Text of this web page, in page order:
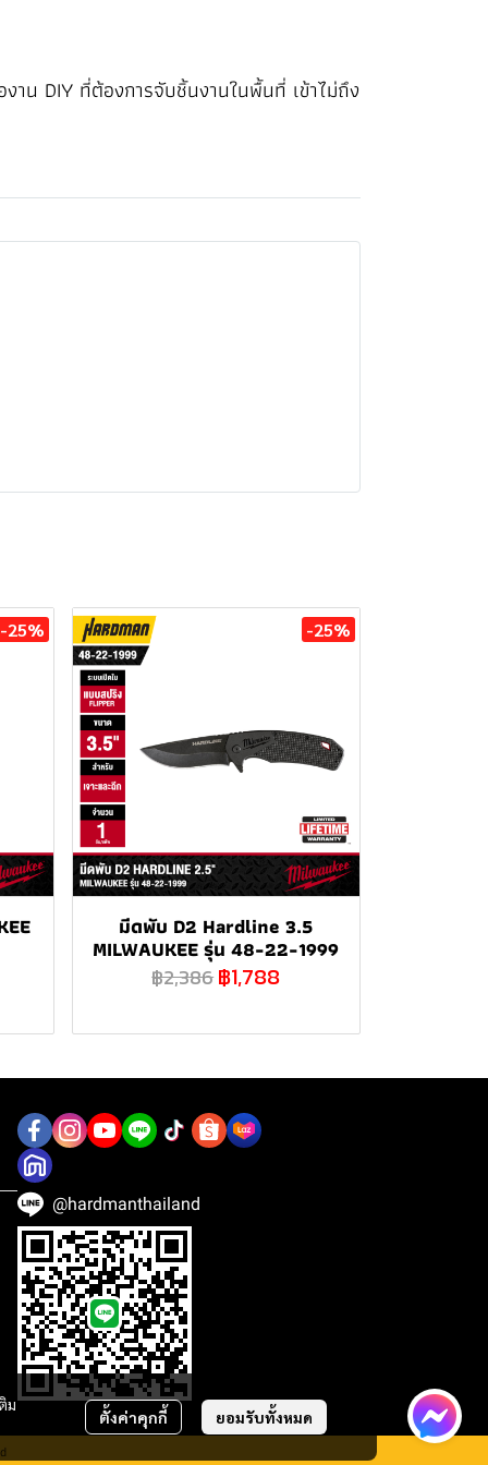
าน DIY ที่ต้องการจับชิ้นงานในพื้นที่ เข้าไม่ถึง
-25% -25%
มีดพับ D2 Hardline 3.5
MILWAUKEE รุ่น 48-22-1999
฿2,386฿1,788
ม
ตั้งค่าคุกกี้ ยอมรับทั้งหมด
@hardmanthailand